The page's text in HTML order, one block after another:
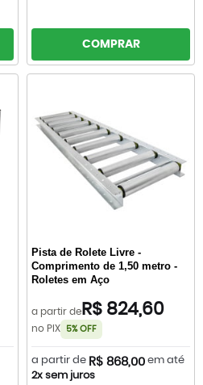
COMPRAR
Pista de Rolete Livre -
Comprimento de 1,50 metro -
Roletes em Aço
a partir de R$ 824,60
no PIX 5% OFF
a partir de R$ 868,00 em até
2x sem juros